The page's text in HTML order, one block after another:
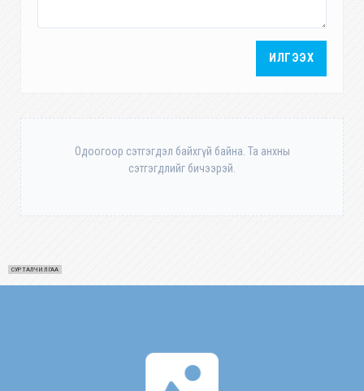
ИЛГЭЭХ
Одоогоор сэтгэгдэл байхгүй байна. Та анхны
сэтгэгдлийг бичээрэй.
СУРТАЛЧИЛГАА